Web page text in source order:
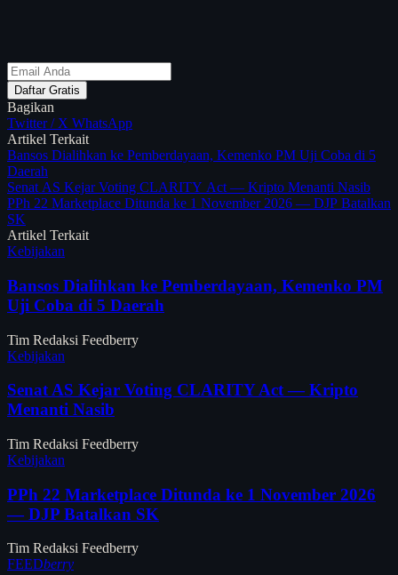
Daftar Gratis
Bagikan
Twitter / X WhatsApp
Artikel Terkait
Bansos Dialihkan ke Pemberdayaan, Kemenko PM Uji Coba di 5
Daerah
Senat AS Kejar Voting CLARITY Act — Kripto Menanti Nasib
PPh 22 Marketplace Ditunda ke 1 November 2026 — DJP Batalkan
SK
Artikel Terkait
Kebijakan
Bansos Dialihkan ke Pemberdayaan, Kemenko PM
Uji Coba di 5 Daerah
Tim Redaksi Feedberry
Kebijakan
Senat AS Kejar Voting CLARITY Act — Kripto
Menanti Nasib
Tim Redaksi Feedberry
Kebijakan
PPh 22 Marketplace Ditunda ke 1 November 2026
— DJP Batalkan SK
Tim Redaksi Feedberry
FEEDberry